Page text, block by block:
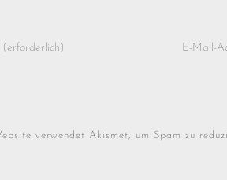
verwendet Akismet, um Spam zu